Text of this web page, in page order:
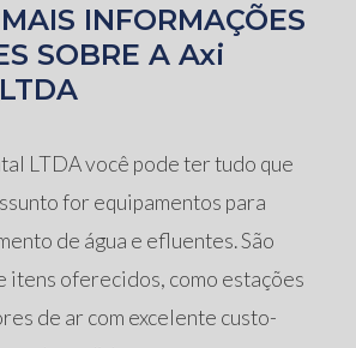
INFORMAÇÕES
SOBRE A Axi
LTDA você pode ter tudo que
for equipamentos para
de água e efluentes. São
itens oferecidos, como estações
de ar com excelente custo-